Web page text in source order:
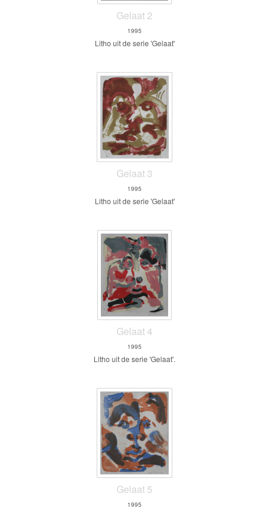
Gelaat 2
1995
Litho uit de serie 'Gelaat'
Gelaat 3
1995
Litho uit de serie 'Gelaat'
Gelaat 4
1995
Litho uit de serie 'Gelaat'.
Gelaat 5
1995